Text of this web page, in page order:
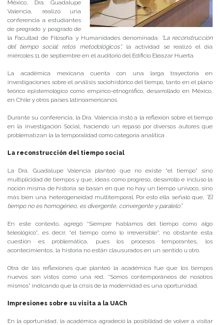
México, Dra. Guadalupe
Valencia, realizó una
conferencia a estudiantes
de pregrado y posgrado de
la Facultad de Filosofía y Humanidades denominada: “La reconstrucción
del tiempo social: retos metodológicos”, la actividad se realizó el día
miércoles 11 de septiembre en el auditorio del Edificio Eleazar Huerta.
La académica mexicana cuenta con una larga trayectoria en
investigaciones sobre el análisis sociohistórico del tiempo, tanto en el plano
teórico epistemológico como empírico-etnográfico, desarrollado en México,
en Chile y otros países latinoamericanos.
Durante su conferencia, la Dra. Valencia instó a la reflexión sobre el tiempo
en la investigación Social, haciendo un repaso por diversos autores que
problematizan la la temporalidad como categoría analítica .
La reconstrucción del tiempo social
La Dra. Guadalupe Valencia planteó que no existe “el tiempo” sino
multiplicidad de tiempos y que, ideas como progreso, desarrollo e incluso la
noción misma de historia se basan en que no hay un tiempo unívoco, sino
más bien una heterogeneidad multitemporal. Por esto ella señaló que, “El
tiempo no es homogéneo, es divergente, convergente y paralelo”.
En este contexto, agregó “Siempre hablamos del tiempo como algo
teleológico”, es decir, “el tiempo como lo irreversible”; no obstante esta
cuestión es problemática, pues los procesos temporantes, los
acontecimientos, la historia no están clausurados en un sentido u otro.
Otra de las reflexiones que planteó la académica fue que los tiempos
nuevos son vistos como una red, “Somos contemporáneos de nosotros
mismos” indicando que la crisis de la modernidad es una oportunidad.
Impresiones sobre su visita a la UACh
En la oportunidad, la académica agradeció la posibilidad de volver a visitar